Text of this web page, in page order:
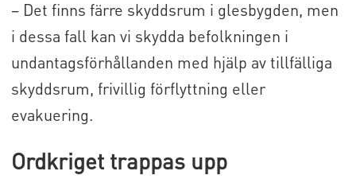
– Det finns färre skyddsrum i glesbygden, men
i dessa fall kan vi skydda befolkningen i
undantagsförhållanden med hjälp av tillfälliga
skyddsrum, frivillig förflyttning eller
evakuering.
Ordkriget trappas upp